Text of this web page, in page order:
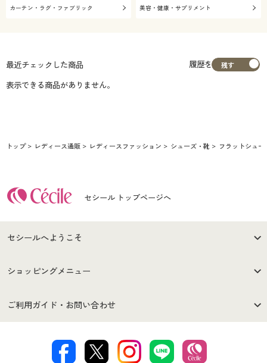
カーテン・ラグ・ファブリック 美容・健康・サプリメント
最近チェックした商品
履歴を
表示できる商品がありません。
トップ レディース通販 レディースファッション シューズ・靴 フラットシュ
セシール トップページへ
セシールへようこそ
はじめての方へ
セシールご利用規約
著作権・商標について 会社案内
ショッピングメニュー
商品カテゴリ
ご利用ガイド・お問い合わせ